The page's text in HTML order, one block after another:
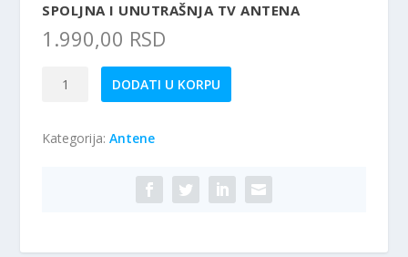
SPOLJNA I UNUTRAŠNJA TV ANTENA
1.990,00 RSD
Spoljna
TV
DODATI U KORPU
Kategorija:Antene